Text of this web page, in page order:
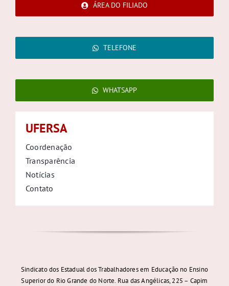
ÁREA DO FILIADO
TELEFONE
WHATSAPP
UFERSA
Coordenação
Transparência
Notícias
Contato
Sindicato dos Estadual dos Trabalhadores em Educação no Ensino
Superior do Rio Grande do Norte. Rua das Angélicas, 225 – Capim